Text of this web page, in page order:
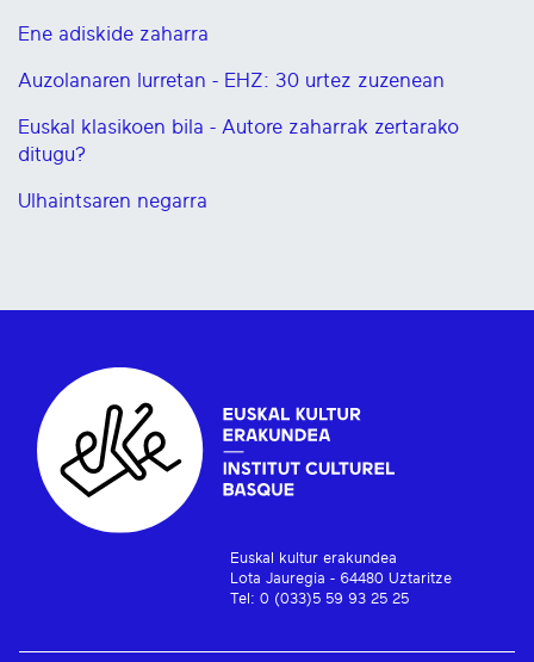
Ene adiskide zaharra
Auzolanaren lurretan - EHZ: 30 urtez zuzenean
Euskal klasikoen bila - Autore zaharrak zertarako
ditugu?
Ulhaintsaren negarra
Euskal kultur erakundea
Lota Jauregia - 64480 Uztaritze
Tel: 0 (033)5 59 93 25 25